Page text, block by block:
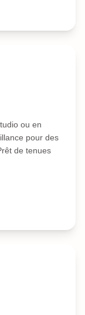
ou en
pour des
de tenues